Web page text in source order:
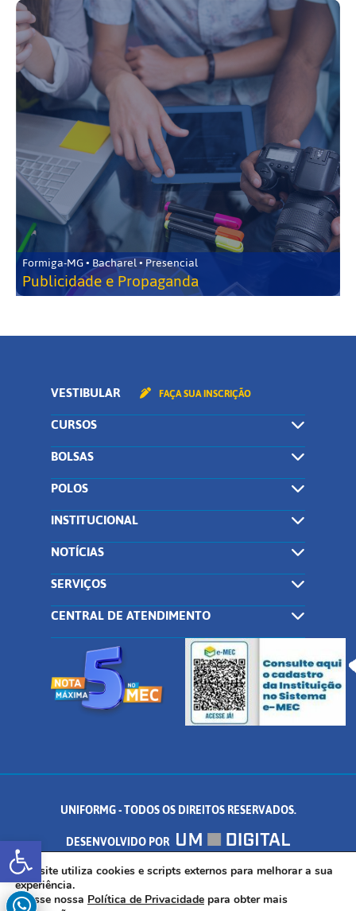
Abrir a barra de ferramentas
Formiga-MG • Bacharel • Presencial
Publicidade e Propaganda
VESTIBULAR FAÇA SUA INSCRIÇÃO
CURSOS
BOLSAS
POLOS
INSTITUCIONAL
NOTÍCIAS
SERVIÇOS
CENTRAL DE ATENDIMENTO
UNIFORMG - TODOS OS DIREITOS RESERVADOS.
DESENVOLVIDO POR
AV. DR. ARNALDO DE SENNA, 328 - PALMEIRAS, FORMIGA/MG - CEP:
35.574.530
Este site utiliza cookies e scripts externos para melhorar a sua
experiência.
Acesse nossa Política de Privacidade para obter mais